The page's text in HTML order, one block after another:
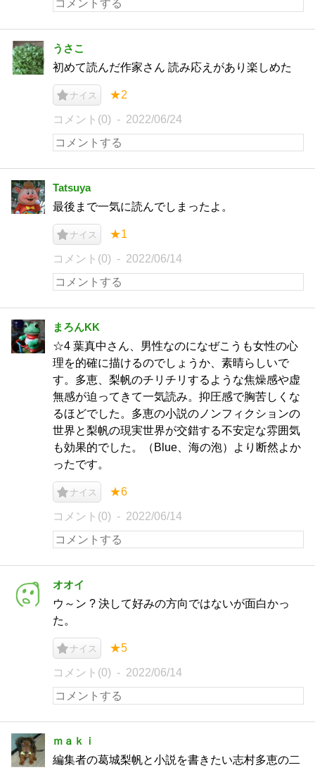
うさこ
初めて読んだ作家さん 読み応えがあり楽しめた
ナイス ★2
コメント(0) 2022/06/24
Tatsuya
最後まで一気に読んでしまったよ。
ナイス ★1
コメント(0) 2022/06/14
まろんKK
☆4 葉真中さん、男性なのになぜこうも女性の心
理を的確に描けるのでしょうか、素晴らしいで
す。多恵、梨帆のチリチリするような焦燥感や虚
無感が迫ってきて一気読み。抑圧感で胸苦しくな
るほどでした。多恵の小説のノンフィクションの
世界と梨帆の現実世界が交錯する不安定な雰囲気
も効果的でした。（Blue、海の泡）より断然よか
ったです。
ナイス ★6
コメント(0) 2022/06/14
オオイ
ウ～ン ? 決して好みの方向ではないが面白かっ
た。
ナイス ★5
コメント(0) 2022/06/14
ｍａｋｉ
編集者の葛城梨帆と小説を書きたい志村多恵の二